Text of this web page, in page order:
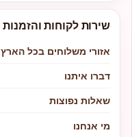
שירות לקוחות והזמנות
אזורי משלוחים בכל הארץ
דברו איתנו
שאלות נפוצות
מי אנחנו